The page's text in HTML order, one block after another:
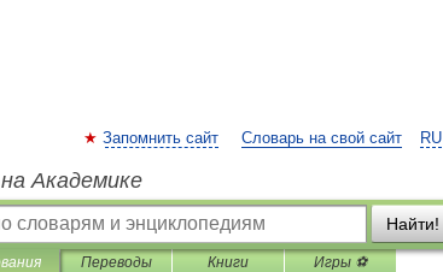
RU
Запомнить сайт Словарь на свой сайт
Академике
Найти!
Переводы Книги Игры ⚽